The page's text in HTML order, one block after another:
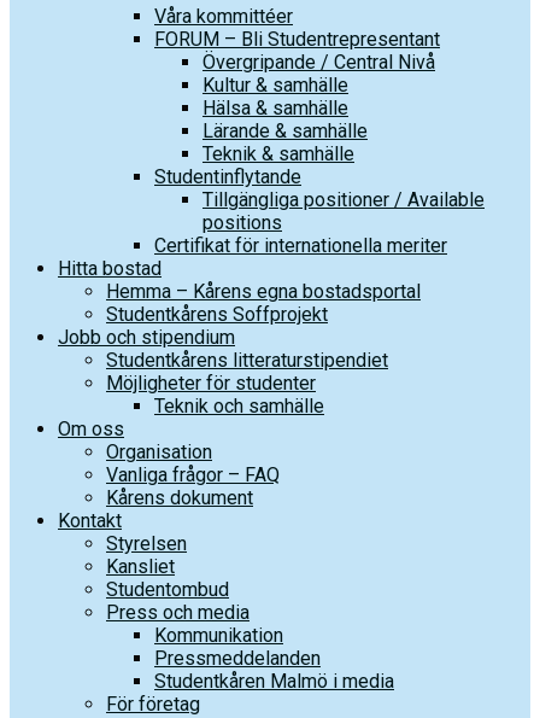
Våra kommittéer
FORUM – Bli Studentrepresentant
Övergripande / Central Nivå
Kultur & samhälle
Hälsa & samhälle
Lärande & samhälle
Teknik & samhälle
Studentinflytande
Tillgängliga positioner / Available
positions
Certifikat för internationella meriter
Hitta bostad
Hemma – Kårens egna bostadsportal
Studentkårens Soffprojekt
Jobb och stipendium
Studentkårens litteraturstipendiet
Möjligheter för studenter
Teknik och samhälle
Om oss
Organisation
Vanliga frågor – FAQ
Kårens dokument
Kontakt
Styrelsen
Kansliet
Studentombud
Press och media
Kommunikation
Pressmeddelanden
Studentkåren Malmö i media
För företag